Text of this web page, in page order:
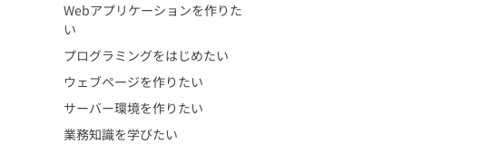
Webアプリケーションを作りた
い
プログラミングをはじめたい
ウェブページを作りたい
サーバー環境を作りたい
業務知識を学びたい